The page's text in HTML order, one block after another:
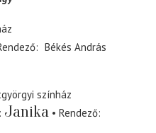
Békés András
színház
Janika
Rendező